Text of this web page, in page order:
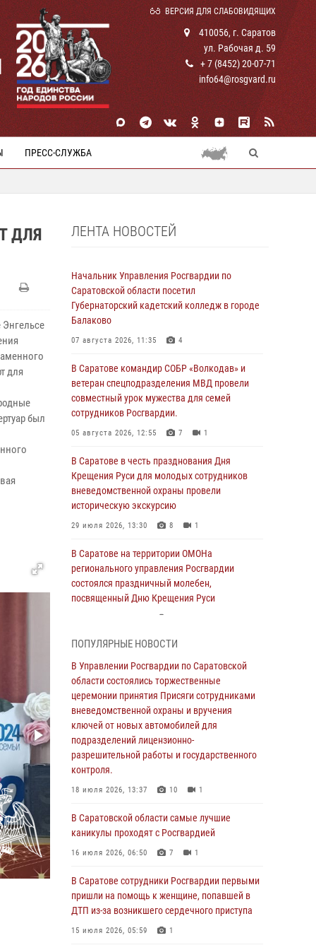
ВЕРСИЯ ДЛЯ СЛАБОВИДЯЩИХ
410056, г. Саратов
ул. Рабочая д. 59
+ 7 (8452) 20-07-71
info64@rosgvard.ru
ПРЕСС-СЛУЖБА
ДЛЯ
для
был
ЛЕНТА НОВОСТЕЙ
Начальник Управления Росгвардии по
Саратовской области посетил
Губернаторский кадетский колледж в городе
Балаково
07 августа 2026, 11:35 4
В Саратове командир СОБР «Волкодав» и
ветеран спецподразделения МВД провели
совместный урок мужества для семей
сотрудников Росгвардии.
05 августа 2026, 12:55 7 1
В Саратове в честь празднования Дня
Крещения Руси для молодых сотрудников
вневедомственной охраны провели
историческую экскурсию
29 июля 2026, 13:30 8 1
В Саратове на территории ОМОНа
регионального управления Росгвардии
состоялся праздничный молебен,
посвященный Дню Крещения Руси
В Саратовской области сотрудники
Росгвардии помогли вернуться домой
потерявшейся пенсионерке
21 июля 2026, 10:38
В Управлении Росгвардии по Саратовской
области состоялись торжественные
церемонии принятия Присяги сотрудниками
вневедомственной охраны и вручения
ключей от новых автомобилей для
разрешительной работы и государственного
18 июля 2026, 13:37 10 1
В Саратовской области самые лучшие
16 июля 2026, 06:50 7 1
ПОПУЛЯРНЫЕ НОВОСТИ
В Управлении Росгвардии по Саратовской
области состоялись торжественные
церемонии принятия Присяги сотрудниками
вневедомственной охраны и вручения
ключей от новых автомобилей для
подразделений лицензионно-
разрешительной работы и государственного
контроля.
18 июля 2026, 13:37 10 1
В Саратовской области самые лучшие
каникулы проходят с Росгвардией
16 июля 2026, 06:50 7 1
В Саратове сотрудники Росгвардии первыми
пришли на помощь к женщине, попавшей в
ДТП из-за возникшего сердечного приступа
15 июля 2026, 05:59 1